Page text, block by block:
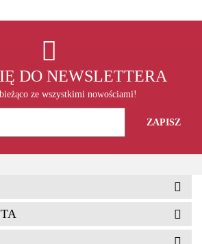
DO NEWSLETTERA
ze wszystkimi nowościami!